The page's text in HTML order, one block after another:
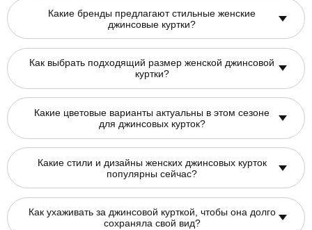
Какие бренды предлагают стильные женские
джинсовые куртки?
Как выбрать подходящий размер женской джинсовой
куртки?
Какие цветовые варианты актуальны в этом сезоне
для джинсовых курток?
Какие стили и дизайны женских джинсовых курток
популярны сейчас?
Как ухаживать за джинсовой курткой, чтобы она долго
сохраняла свой вид?